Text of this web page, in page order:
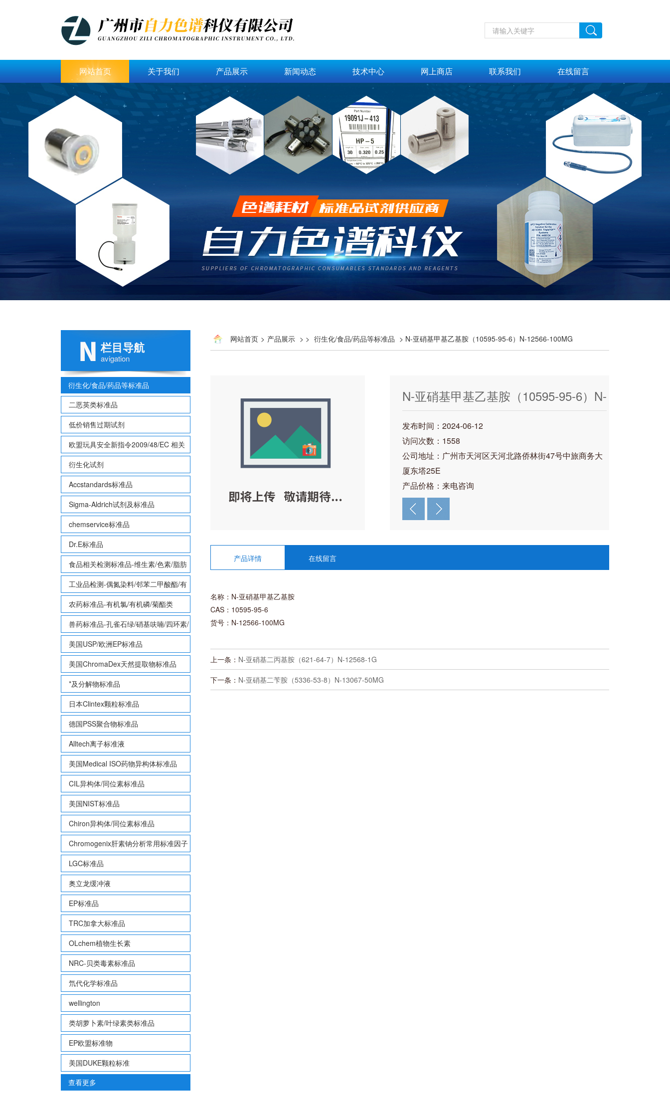
网站首页 关于我们 产品展示 新闻动态 技术中心 网上商店 联系我们 在线留言
栏目导航
avigation
衍生化/食品/药品等标准品
二恶英类标准品
低价销售过期试剂
欧盟玩具安全新指令2009/48/EC 相关
致敏性香味剂标准品
衍生化试剂
Accstandards标准品
Sigma-Aldrich试剂及标准品
chemservice标准品
Dr.E标准品
食品相关检测标准品-维生素/色素/脂肪
酸甲酯等
工业品检测-偶氮染料/邻苯二甲酸酯/有
机锡/多溴联苯/多溴联苯醚/多氯联苯
农药标准品-有机氯/有机磷/菊酯类
兽药标准品-孔雀石绿/硝基呋喃/四环素/
磺胺等
美国USP/欧洲EP标准品
美国ChromaDex天然提取物标准品
*及分解物标准品
日本Clintex颗粒标准品
德国PSS聚合物标准品
Alltech离子标准液
美国Medical ISO药物异构体标准品
CIL异构体/同位素标准品
美国NIST标准品
Chiron异构体/同位素标准品
Chromogenix肝素钠分析常用标准因子
LGC标准品
奥立龙缓冲液
EP标准品
TRC加拿大标准品
OLchem植物生长素
NRC-贝类毒素标准品
氘代化学标准品
wellington
类胡萝卜素/叶绿素类标准品
EP欧盟标准物
美国DUKE颗粒标准
查看更多
网站首页 > 产品展示 > > 衍生化/食品/药品等标准品 > N-亚硝基甲基乙基胺（10595-95-6）N-12566-100MG
N-亚硝基甲基乙基胺（10595-95-6）N-
12566-100MG
发布时间：2024-06-12
访问次数：1558
公司地址：广州市天河区天河北路侨林街47号中旅商务大
厦东塔25E
产品价格：来电咨询
产品详情 在线留言
名称：N-亚硝基甲基乙基胺
CAS：10595-95-6
货号：N-12566-100MG
上一条： N-亚硝基二丙基胺（621-64-7）N-12568-1G
下一条： N-亚硝基二苄胺（5336-53-8）N-13067-50MG